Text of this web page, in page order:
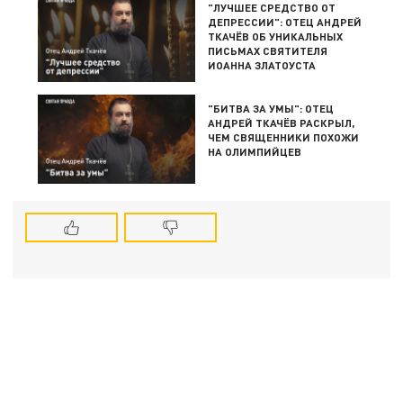
"ЛУЧШЕЕ СРЕДСТВО ОТ
ДЕПРЕССИИ": ОТЕЦ АНДРЕЙ
ТКАЧЁВ ОБ УНИКАЛЬНЫХ
ПИСЬМАХ СВЯТИТЕЛЯ
ИОАННА ЗЛАТОУСТА
"БИТВА ЗА УМЫ": ОТЕЦ
АНДРЕЙ ТКАЧЁВ РАСКРЫЛ,
ЧЕМ СВЯЩЕННИКИ ПОХОЖИ
НА ОЛИМПИЙЦЕВ